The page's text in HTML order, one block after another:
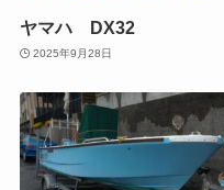
ヤマハ DX32
2025年9月28日